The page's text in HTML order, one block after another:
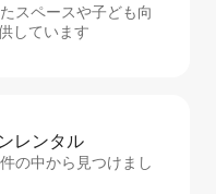
スペースや子ども向
しています
レ⁠ン⁠タ⁠ル
の中から見つけまし